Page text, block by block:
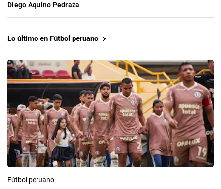
Diego Aquino Pedraza
Lo último en Fútbol peruano
Fútbol peruano